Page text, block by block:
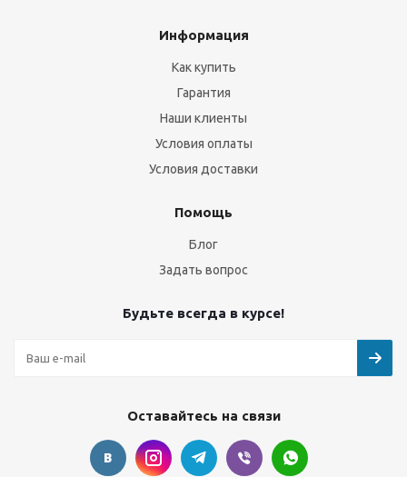
Информация
Как купить
Гарантия
Наши клиенты
Условия оплаты
Условия доставки
Помощь
Блог
Задать вопрос
Будьте всегда в курсе!
Оставайтесь на связи